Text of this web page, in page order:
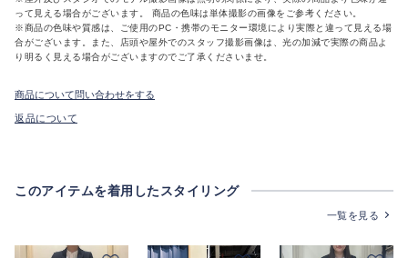
って見える場合がございます。 商品の色味は単体撮影の画像をご参考ください。
※商品の色味や質感は、ご使用のPC・携帯のモニター環境により実際と違って見える場
合がございます。また、店頭や屋外でのスタッフ撮影画像は、光の加減で実際の商品よ
り明るく見える場合がございますのでご了承くださいませ。
商品について問い合わせをする
返品について
このアイテムを着用したスタイリング
一覧を見る